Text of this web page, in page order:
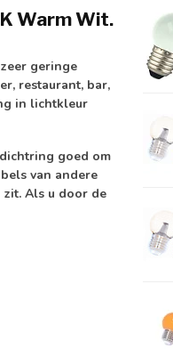
Warm Wit.
geringe
restaurant, bar,
in lichtkleur
goed om
van andere
Als u door de